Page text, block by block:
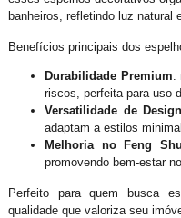
banheiros, refletindo luz natural
Benefícios principais dos
Durabilidade Premium:
riscos, perfeita para uso
Versatilidade de
adaptam a estilos
Melhoria no Feng
promovendo bem-estar
Perfeito para quem busca
qualidade que valoriza seu